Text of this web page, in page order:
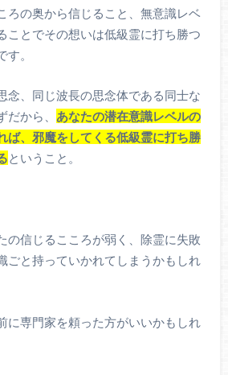
ろの奥から信じること、無意識レベ
ことでその想いは低級霊に打ち勝つ
。
念、同じ波長の思念体である同士な
から、 あなたの潜在意識レベルの
ば、邪魔をしてくる低級霊に打ち勝
ということ。
の信じるこころが弱く、除霊に失敗
ごと持っていかれてしまうかもしれ
に専門家を頼った方がいいかもしれ